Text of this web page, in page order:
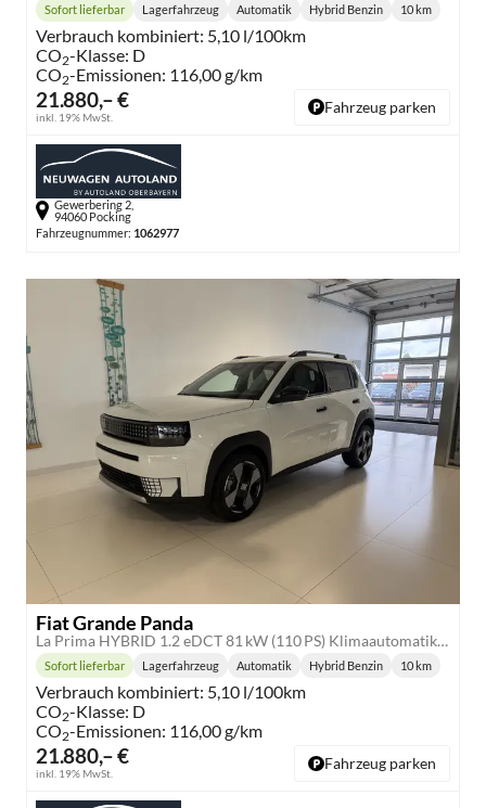
21.880,– €
inkl. 19% MwSt.
Lieferzeit:
Sofort lieferbar Lagerfahrzeug
Getriebe:
Automatik
Kraftstoff:
Hybrid Benzin 10 km
Verbrauch kombiniert: 5,10 l/100km
CO2-Klasse: D
CO2-Emissionen: 116,00 g/km
Fahrzeug parken
Gewerbering 2,
94060 Pocking
Fahrzeugnummer: 1062977
Fiat Grande Panda
La Prima HYBRID 1.2 eDCT 81 kW (110 PS) Klimaautomatik, Radio, DAB, Navigationssystem, Lenkradheizung, Sitzheizung, Induktionsladen für Smartphones, LED-Scheinwerfer, Lichtsensor, Regensensor, Tempomat, 17 Zoll Leichtmetallfelgen, uvm
21.880,– €
inkl. 19% MwSt.
Lieferzeit:
Sofort lieferbar Lagerfahrzeug
Getriebe:
Automatik
Kraftstoff:
Hybrid Benzin 10 km
Verbrauch kombiniert: 5,10 l/100km
CO2-Klasse: D
CO2-Emissionen: 116,00 g/km
Fahrzeug parken